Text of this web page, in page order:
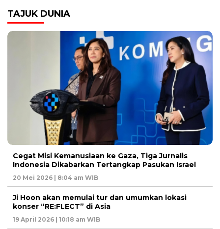
TAJUK DUNIA
Cegat Misi Kemanusiaan ke Gaza, Tiga Jurnalis
Indonesia Dikabarkan Tertangkap Pasukan Israel
20 Mei 2026 | 8:04 am WIB
Ji Hoon akan memulai tur dan umumkan lokasi
konser “RE:FLECT” di Asia
19 April 2026 | 10:18 am WIB